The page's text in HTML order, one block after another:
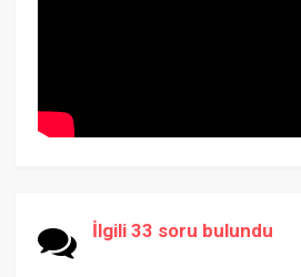
İlgili 33 soru bulundu